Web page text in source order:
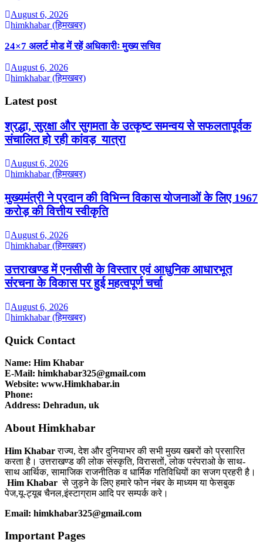
August 6, 2026
himkhabar (हिमखबर)
24×7 अलर्ट मोड में रहें अधिकारीः मुख्य सचिव
August 6, 2026
himkhabar (हिमखबर)
Latest post
श्रद्धा, सुरक्षा और सुगमता के उत्कृष्ट समन्वय से सफलतापूर्वक
संचालित हो रही कांवड़ यात्रा
August 6, 2026
himkhabar (हिमखबर)
मुख्यमंत्री ने प्रदान की विभिन्न विकास योजनाओं के लिए 1967
करोड़ की वित्तीय स्वीकृति
August 6, 2026
himkhabar (हिमखबर)
उत्तराखण्ड में एनसीसी के विस्तार एवं आधुनिक आधारभूत
संरचना के विकास पर हुई महत्वपूर्ण चर्चा
August 6, 2026
himkhabar (हिमखबर)
Quick Contact
Name: Him Khabar
E-Mail: himkhabar325@gmail.com
Website: www.Himkhabar.in
Phone:
Address: Dehradun, uk
About Himkhabar
Him Khabarराज्य, देश और दुनियाभर की सभी मुख्य खबरों को प्रसारित
करता है। उत्तराखण्ड की लोक संस्कृति, विरासतों, लोक परंपराओ के साथ-
साथ आर्थिक, सामाजिक राजनीतिक व धार्मिक गतिविधियों का सजग प्रहरी है।
Him Khabar से जुड़ने के लिए हमारे फोन नंबर के माध्यम या फेसबुक
पेज,यू-ट्यूब चैनल,इंस्टाग्राम आदि पर सम्पर्क करे।
Email: himkhabar325@gmail.com
Important Pages